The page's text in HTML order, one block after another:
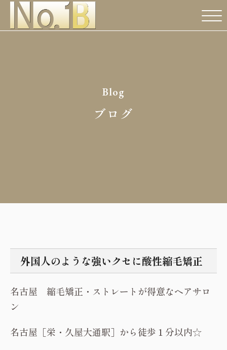
Blog
ブログ
外国人のような強いクセに酸性縮毛矯正
名古屋 縮毛矯正・ストレートが得意なヘアサロ
ン
名古屋［栄・久屋大通駅］から徒歩１分以内☆